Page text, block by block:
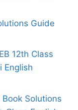
Guide
12th Class
English
Book Solutions